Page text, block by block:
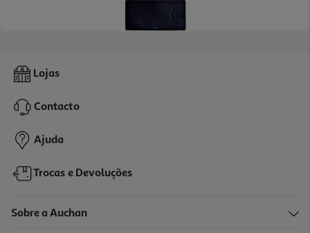
Tapete Gaming Para Rato Qilive Q.9019 90x45cm
15,99 €
Lojas
Contacto
Ajuda
Trocas e Devoluções
Sobre a Auchan